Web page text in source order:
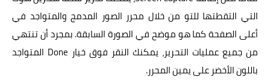
التي التقطتها للتو من خلال محرر الصور المدمج والمتواجد في
أعلى الصفحة كما هو موضح في الصورة السابقة. بمجرد أن تنتهي
من جميع عمليات التحرير، يمكنك النقر فوق خيار Done المتواجد
باللون الأخضر على يمين المحرر.